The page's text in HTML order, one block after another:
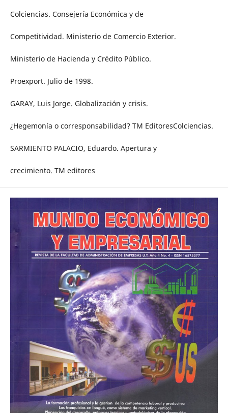
Colciencias. Consejería Económica y de
Competitividad. Ministerio de Comercio Exterior.
Ministerio de Hacienda y Crédito Público.
Proexport. Julio de 1998.
GARAY, Luis Jorge. Globalización y crisis.
¿Hegemonía o corresponsabilidad? TM EditoresColciencias.
SARMIENTO PALACIO, Eduardo. Apertura y
crecimiento. TM editores